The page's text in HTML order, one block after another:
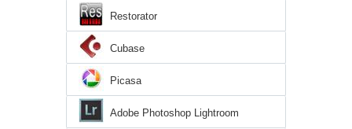
Restorator
Cubase
Picasa
Adobe Photoshop Lightroom